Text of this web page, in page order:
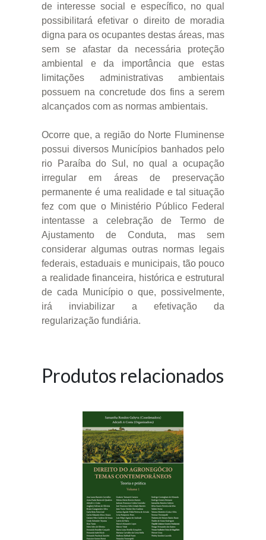
de interesse social e específico, no qual
possibilitará efetivar o direito de moradia
digna para os ocupantes destas áreas, mas
sem se afastar da necessária proteção
ambiental e da importância que estas
limitações administrativas ambientais
possuem na concretude dos fins a serem
alcançados com as normas ambientais.
Ocorre que, a região do Norte Fluminense
possui diversos Municípios banhados pelo
rio Paraíba do Sul, no qual a ocupação
irregular em áreas de preservação
permanente é uma realidade e tal situação
fez com que o Ministério Público Federal
intentasse a celebração de Termo de
Ajustamento de Conduta, mas sem
considerar algumas outras normas legais
federais, estaduais e municipais, tão pouco
a realidade financeira, histórica e estrutural
de cada Município o que, possivelmente,
irá inviabilizar a efetivação da
regularização fundiária.
Produtos relacionados